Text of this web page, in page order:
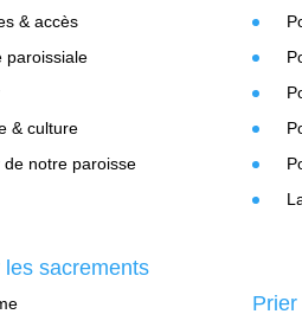
& accès
paroissiale
& culture
de notre paroisse
les sacrements